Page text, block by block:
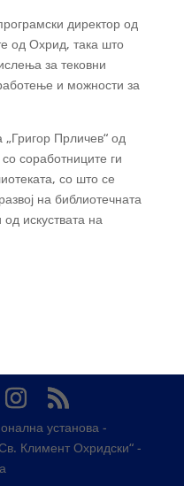
директор од
од Охрид, така што
за тековни
и можности за
Прличев“ од
соработниците ги
со што се
на библиотечната
искуствата на
установа -
Климент Охридски“ -